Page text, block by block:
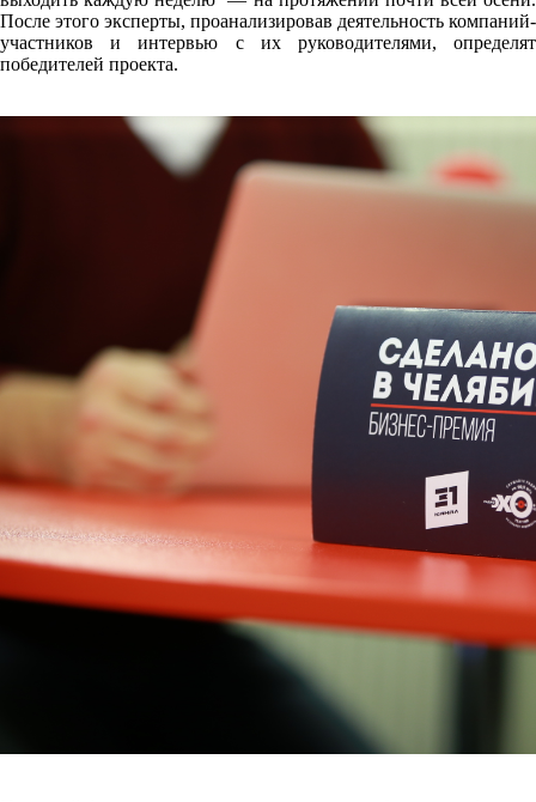
После этого эксперты, проанализировав деятельность компаний-
участников и интервью с их руководителями, определят
победителей проекта.